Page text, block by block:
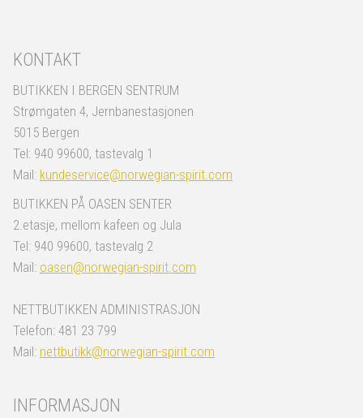
KONTAKT
BUTIKKEN I BERGEN SENTRUM
Strømgaten 4, Jernbanestasjonen
5015 Bergen
Tel: 940 99600, tastevalg 1
Mail: kundeservice@norwegian-spirit.com
BUTIKKEN PÅ OASEN SENTER
2.etasje, mellom kafeen og Jula
Tel: 940 99600, tastevalg 2
Mail: oasen@norwegian-spirit.com
NETTBUTIKKEN ADMINISTRASJON
Telefon: 481 23 799
Mail: nettbutikk@norwegian-spirit.com
INFORMASJON